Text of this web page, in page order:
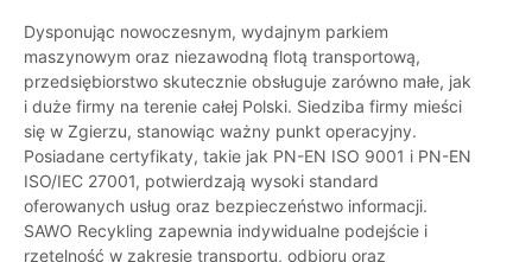
Dysponując nowoczesnym, wydajnym parkiem
maszynowym oraz niezawodną flotą transportową,
przedsiębiorstwo skutecznie obsługuje zarówno małe, jak
i duże firmy na terenie całej Polski. Siedziba firmy mieści
się w Zgierzu, stanowiąc ważny punkt operacyjny.
Posiadane certyfikaty, takie jak PN-EN ISO 9001 i PN-EN
ISO/IEC 27001, potwierdzają wysoki standard
oferowanych usług oraz bezpieczeństwo informacji.
SAWO Recykling zapewnia indywidualne podejście i
rzetelność w zakresie transportu, odbioru oraz